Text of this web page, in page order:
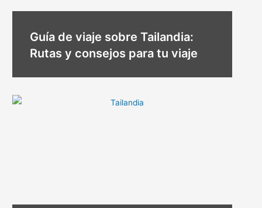
Guía de viaje sobre Tailandia:
Rutas y consejos para tu viaje